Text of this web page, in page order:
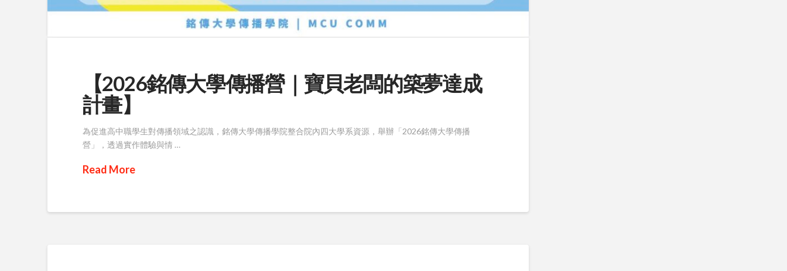
【2026銘傳大學傳播營｜寶貝老闆的築夢達成
計畫】
為促進高中職學生對傳播領域之認識，銘傳大學傳播學院整合院內四大學系資源，舉辦「2026銘傳大學傳播
營」，透過實作體驗與情 …
Read More